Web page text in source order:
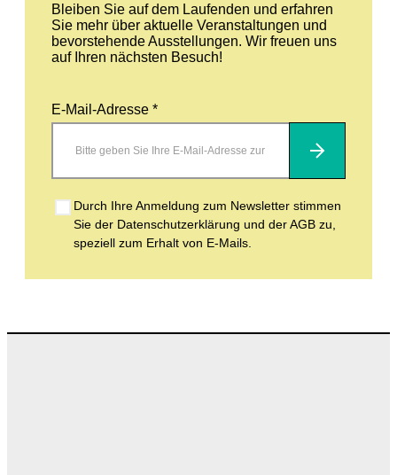
Bleiben Sie auf dem Laufenden und erfahren
Sie mehr über aktuelle Veranstaltungen und
bevorstehende Ausstellungen. Wir freuen uns
auf Ihren nächsten Besuch!
E-Mail-Adresse *
Abonnieren
Durch Ihre Anmeldung zum Newsletter stimmen
Sie der Datenschutzerklärung und der AGB zu,
speziell zum Erhalt von E-Mails.